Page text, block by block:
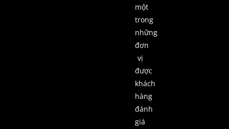
một
trong
những
đơn
vị
được
khách
hàng
đánh
giá